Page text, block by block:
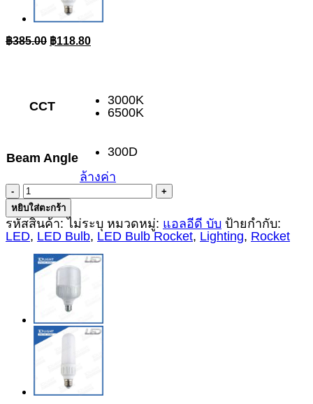
฿385.00 Original
฿118.80Current
CCT
3000K
6500K
Beam Angle
300D
ล้างค่า
จำนวน
LED
Bulb
Rocket
12W
ชิ้น
หยิบใส่ตะกร้า
รหัสสินค้า:ไม่ระบุ หมวดหมู่: แอลอีดี บับ ป้ายกำกับ:
LED, LED Bulb, LED Bulb Rocket, Lighting, Rocket